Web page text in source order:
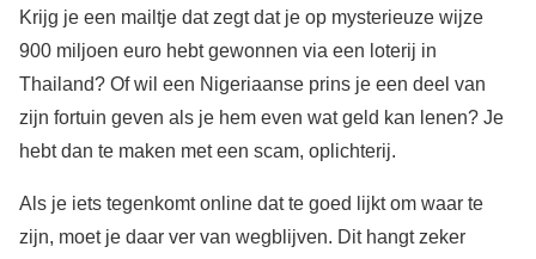
Krijg je een mailtje dat zegt dat je op mysterieuze wijze
900 miljoen euro hebt gewonnen via een loterij in
Thailand? Of wil een Nigeriaanse prins je een deel van
zijn fortuin geven als je hem even wat geld kan lenen? Je
hebt dan te maken met een scam, oplichterij.
Als je iets tegenkomt online dat te goed lijkt om waar te
zijn, moet je daar ver van wegblijven. Dit hangt zeker